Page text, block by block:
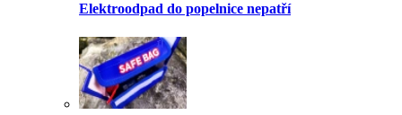
Elektroodpad do popelnice nepatří